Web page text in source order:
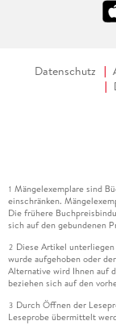
Datenschutz
1 Mängelexemplare sind
einschränken.
Die frühere
sich auf den gebundenen
2 Diese Artikel
wurde aufgehoben oder
Alternative wird Ihnen auf
beziehen sich auf den
3 Durch Öffnen der
Leseprobe übermittelt